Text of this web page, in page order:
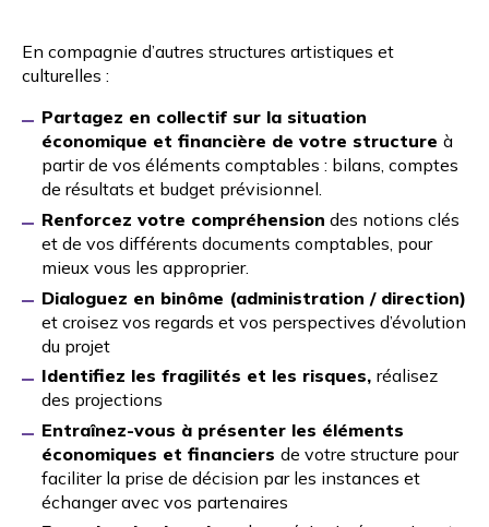
En compagnie d’autres structures artistiques et
culturelles :
Partagez en collectif sur la situation
économique et financière de votre structureà
partir de vos éléments comptables : bilans, comptes
de résultats et budget prévisionnel.
Renforcez votre compréhension des notions clés
et de vos différents documents comptables, pour
mieux vous les approprier.
Dialoguez en binôme (administration / direction)
et croisez vos regards et vos perspectives d’évolution
du projet
Identifiez les fragilités et les risques,réalisez
des projections
Entraînez-vous à présenter les éléments
économiques et financiersde votre structure pour
faciliter la prise de décision par les instances et
échanger avec vos partenaires